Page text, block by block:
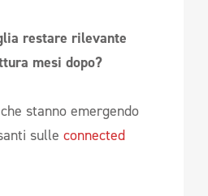
restare rilevante
mesi dopo?
stanno emergendo
sulle connected